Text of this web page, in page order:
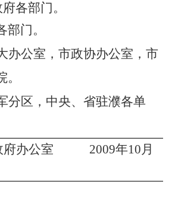
各部门。
部门。
办公室，市政协办公室，市
分区，中央、省驻濮各单
政府办公室 2009年10 月